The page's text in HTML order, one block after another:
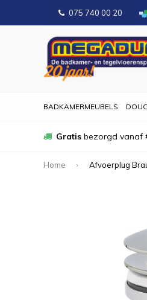
075 740 00 20
BADKAMERMEUBELS
Gratis bezorgd vanaf
Home Afvoerplug